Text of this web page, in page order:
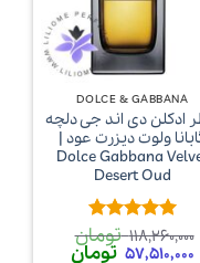
DOLCE & GABBANA
ادکلن دی اند جی دلچه
ولوت دیزرت عود |
Dolce Gabbana
Desert Oud
امتیاز5از
5
118,260,000 تومان
قیمت
57,510,000 تومان